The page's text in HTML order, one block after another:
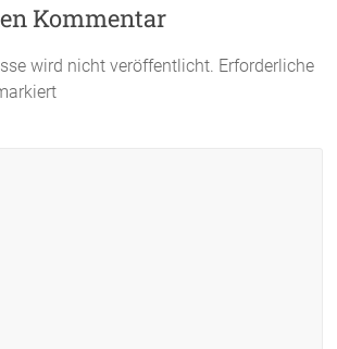
Kommentar
wird nicht veröffentlicht. Erforderliche